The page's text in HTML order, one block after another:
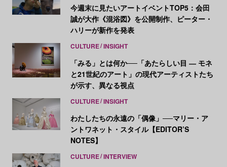
今週末に見たいアートイベントTOP5：会田
誠が大作《混浴図》を公開制作、ピーター・
ハリーが新作を発表
CULTURE INSIGHT
「みる」とは何か──「あたらしい目 ― モネ
と21世紀のアート」の現代アーティストたち
が示す、異なる視点
CULTURE INSIGHT
わたしたちの永遠の「偶像」──マリー・ア
ントワネット・スタイル【EDITOR’S
NOTES】
CULTURE INTERVIEW